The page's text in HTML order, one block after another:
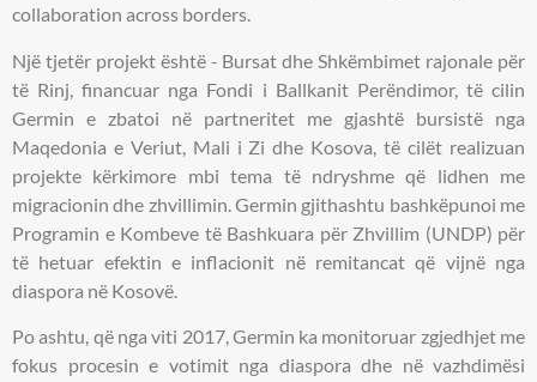
collaboration across borders.
Një tjetër projekt është - Bursat dhe Shkëmbimet rajonale për
të Rinj, financuar nga Fondi i Ballkanit Perëndimor, të cilin
Germin e zbatoi në partneritet me gjashtë bursistë nga
Maqedonia e Veriut, Mali i Zi dhe Kosova, të cilët realizuan
projekte kërkimore mbi tema të ndryshme që lidhen me
migracionin dhe zhvillimin. Germin gjithashtu bashkëpunoi me
Programin e Kombeve të Bashkuara për Zhvillim (UNDP) për
të hetuar efektin e inflacionit në remitancat që vijnë nga
diaspora në Kosovë.
Po ashtu, që nga viti 2017, Germin ka monitoruar zgjedhjet me
fokus procesin e votimit nga diaspora dhe në vazhdimësi